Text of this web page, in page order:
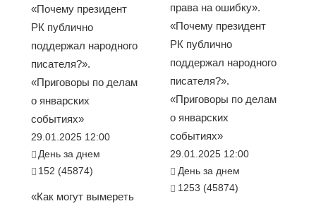
«Почему президент
РК публично
поддержал народного
писателя?».
«Приговоры по делам
о январских
событиях»
29.01.2025 12:00
День за днем
152 (45874)
«Как могут вымереть
права на ошибку».
«Почему президент
РК публично
поддержал народного
писателя?».
«Приговоры по делам
о январских
событиях»
29.01.2025 12:00
День за днем
1253 (45874)